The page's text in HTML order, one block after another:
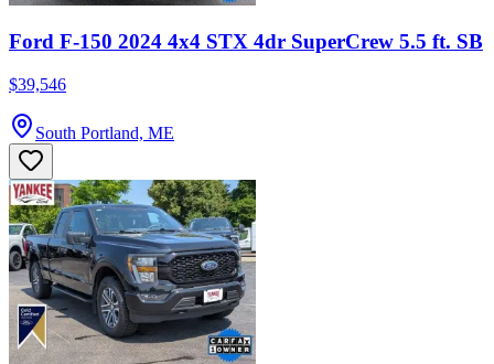
Ford F-150 2024 4x4 STX 4dr SuperCrew 5.5 ft. SB
$39,546
South Portland, ME